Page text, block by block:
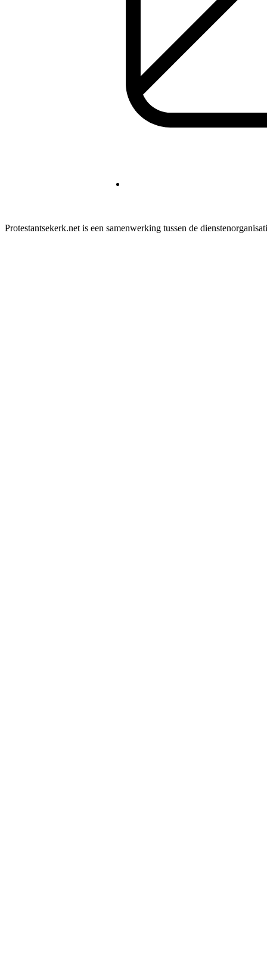
Protestantsekerk.net is een samenwerking tussen de